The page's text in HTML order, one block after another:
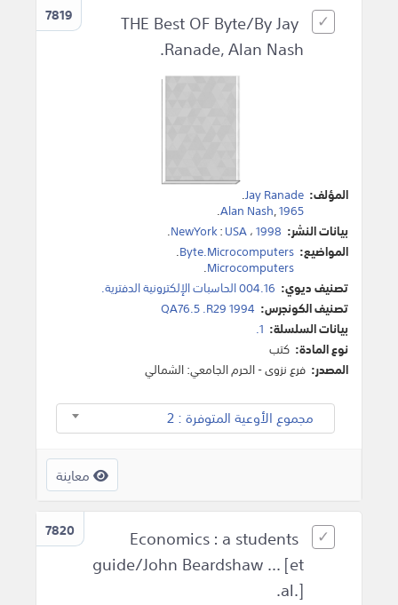
7819
THE Best OF Byte/By Jay
Ranade, Alan Nash.
المؤلف: Jay Ranade
.
Alan Nash,1965
.
بيانات النشر:
NewYork:USA،1998
.
المواضيع: Byte.Microcomputers
.
Microcomputers
.
تصنيف ديوي: 004.16 الحاسبات الإلكترونية الدفترية.
تصنيف الكونجرس: QA76.5 .R29 1994
بيانات السلسلة: 1.
نوع المادة: كتب
المصدر: فرع نزوى - الحرم الجامعي: الشمالي
مجموع الأوعية المتوفرة : 2
معاينة
7820
Economics : a students
guide/John Beardshaw ... [et
al.].